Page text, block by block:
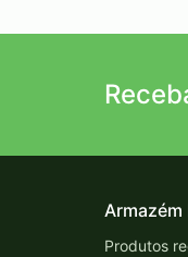
Armazém
Produtos